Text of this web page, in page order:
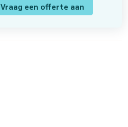
Vraag een offerte aan